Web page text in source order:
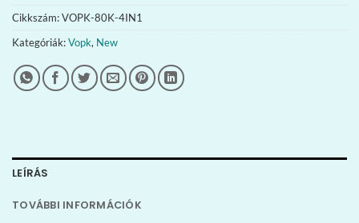
Cikkszám:VOPK-80K-4IN1
Kategóriák:Vopk, New
LEÍRÁS
TOVÁBBI INFORMÁCIÓK